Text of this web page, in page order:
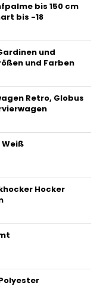
bis 150 cm
bis -18
und
und Farben
Retro, Globus
Weiß
Hocker